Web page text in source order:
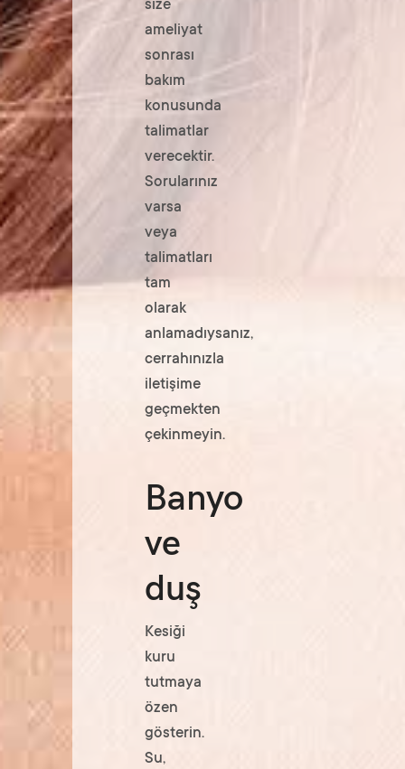
size
ameliyat
sonrası
bakım
konusunda
talimatlar
verecektir.
Sorularınız
varsa
veya
talimatları
tam
olarak
anlamadıysanız,
cerrahınızla
iletişime
geçmekten
çekinmeyin.
Banyo
ve
duş
Kesiği
kuru
tutmaya
özen
gösterin.
Su,